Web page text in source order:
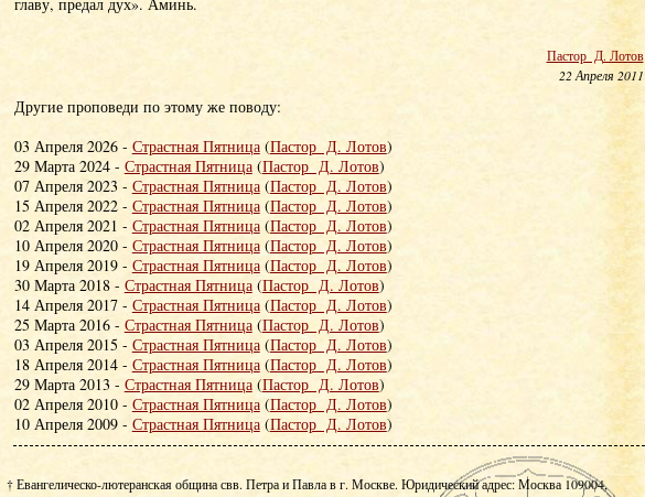
Пастор Д. Лотов
22 Апреля 2011
Другие проповеди по этому же поводу:
03 Апреля 2026 - Страстная Пятница(Пастор Д. Лотов)
29 Марта 2024 - Страстная Пятница(Пастор Д. Лотов)
07 Апреля 2023 - Страстная Пятница(Пастор Д. Лотов)
15 Апреля 2022 - Страстная Пятница(Пастор Д. Лотов)
02 Апреля 2021 - Страстная Пятница(Пастор Д. Лотов)
10 Апреля 2020 - Страстная Пятница(Пастор Д. Лотов)
19 Апреля 2019 - Страстная Пятница(Пастор Д. Лотов)
30 Марта 2018 - Страстная Пятница(Пастор Д. Лотов)
14 Апреля 2017 - Страстная Пятница(Пастор Д. Лотов)
25 Марта 2016 - Страстная Пятница(Пастор Д. Лотов)
03 Апреля 2015 - Страстная Пятница(Пастор Д. Лотов)
18 Апреля 2014 - Страстная Пятница(Пастор Д. Лотов)
29 Марта 2013 - Страстная Пятница(Пастор Д. Лотов)
02 Апреля 2010 - Страстная Пятница(Пастор Д. Лотов)
10 Апреля 2009 - Страстная Пятница(Пастор Д. Лотов)
† Евангелическо-лютеранская община свв. Петра и Павла в г. Москве. Юридический адрес: Москва 109004,